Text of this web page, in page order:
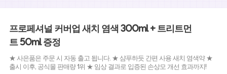
프로페셔널 커버업 새치 염색 300ml + 트리트먼
트 50ml 증정
★ 사은품은 주문 시 자동 출고 됩니다. ★ 샴푸하듯 간편 사용 새치 염색약 ★
출시 이후, 공식몰 판매량 1위 ★ 임상 결과로 입증된 손상모 개선 효과까지!